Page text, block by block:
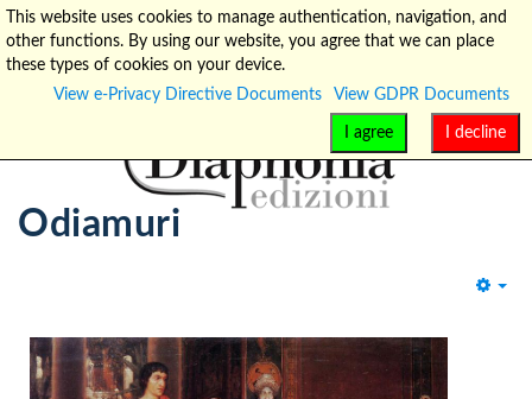
info@diaphonia.net +39-090-8931952
Odiamuri
This website uses cookies to manage authentication, navigation, and
other functions. By using our website, you agree that we can place
these types of cookies on your device.
View e-Privacy Directive Documents
View GDPR Documents
I decline
I agree